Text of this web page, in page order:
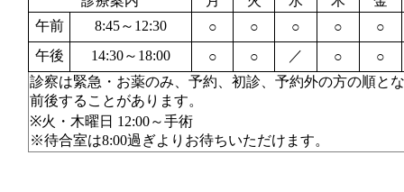
午前
8:45～12:30 ○ ○ ○ ○
○
午後
14:30～18:00 ○ ○ ／ ○
○
診察は緊急・お薬のみ、予約、初診、予約外の方の順と
前後することがあります。
※火・木曜日 12:00～手術
※待合室は8:00過ぎよりお待ちいただけます。